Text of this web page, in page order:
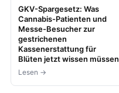
GKV-Spargesetz: Was
Cannabis-Patienten und
Messe-Besucher zur
gestrichenen
Kassenerstattung für
Blüten jetzt wissen müssen
Lesen →